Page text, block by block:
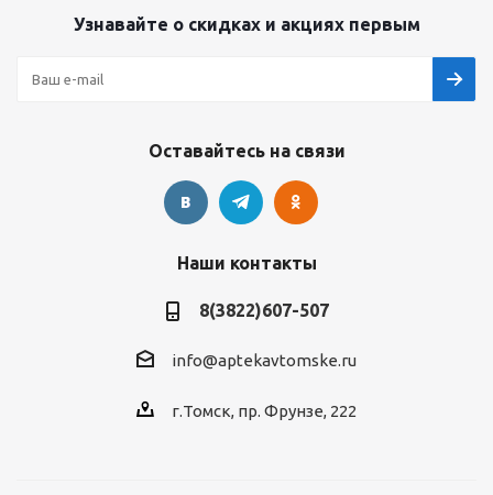
Узнавайте о скидках и акциях первым
Оставайтесь на связи
Наши контакты
8(3822)607-507
info@aptekavtomske.ru
г.Томск, пр. Фрунзе, 222